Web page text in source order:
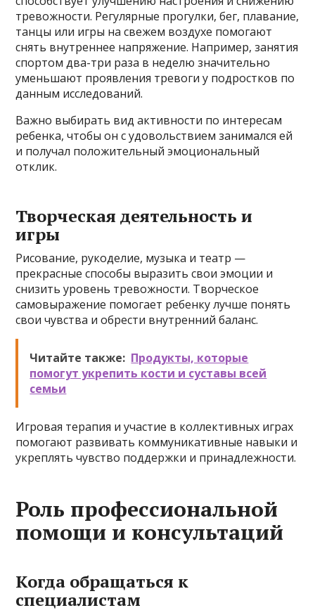
тревожности. Регулярные прогулки, бег, плавание,
танцы или игры на свежем воздухе помогают
снять внутреннее напряжение. Например, занятия
спортом два-три раза в неделю значительно
уменьшают проявления тревоги у подростков по
данным исследований.
Важно выбирать вид активности по интересам
ребенка, чтобы он с удовольствием занимался ей
и получал положительный эмоциональный
отклик.
Творческая деятельность и
игры
Рисование, рукоделие, музыка и театр —
прекрасные способы выразить свои эмоции и
снизить уровень тревожности. Творческое
самовыражение помогает ребенку лучше понять
свои чувства и обрести внутренний баланс.
Читайте также: Продукты, которые
помогут укрепить кости и суставы всей
семьи
Игровая терапия и участие в коллективных играх
помогают развивать коммуникативные навыки и
укреплять чувство поддержки и принадлежности.
Роль профессиональной
помощи и консультаций
Когда обращаться к
специалистам